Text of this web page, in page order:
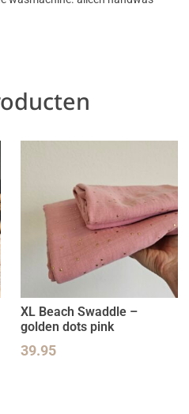
XL Beach Swaddle –
golden dots pink
39.95